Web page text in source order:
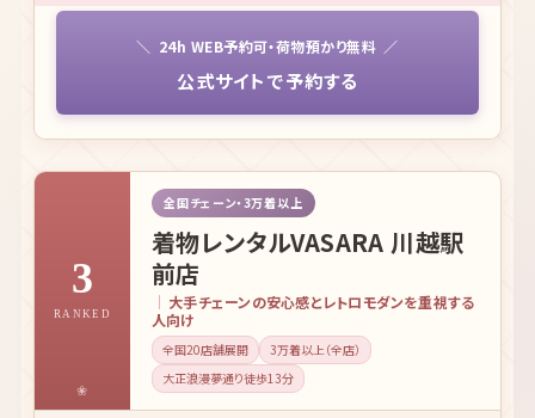
24h WEB予約可・荷物預かり無料
公式サイトで予約する
3
RANKED
全国チェーン・3万着以上
着物レンタルVASARA 川越駅
前店
大手チェーンの安心感とレトロモダンを重視する
人向け
全国20店舗展開
3万着以上（全店）
大正浪漫夢通り徒歩13分